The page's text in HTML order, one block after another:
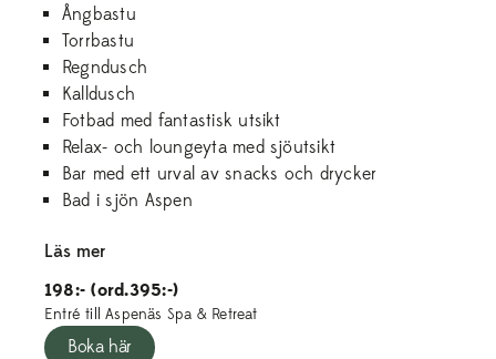
Ångbastu
Torrbastu
Regndusch
Kalldusch
Fotbad med fantastisk utsikt
Relax- och loungeyta med sjöutsikt
Bar med ett urval av snacks och drycker
Bad i sjön Aspen
Läs mer
198:- (ord.395:-)
Entré till Aspenäs Spa & Retreat
Boka här